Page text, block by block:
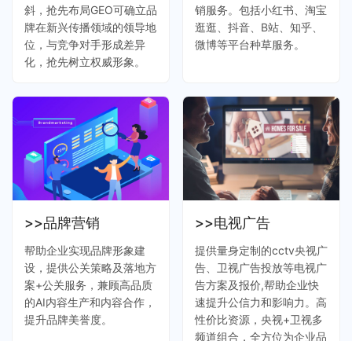
斜，抢先布局GEO可确立品
牌在新兴传播领域的领导地
位，与竞争对手形成差异
化，抢先树立权威形象。
销服务。包括小红书、淘宝
逛逛、抖音、B站、知乎、
微博等平台种草服务。
>>品牌营销
帮助企业实现品牌形象建
设，提供公关策略及落地方
案+公关服务，兼顾高品质
的AI内容生产和内容合作，
提升品牌美誉度。
>>电视广告
提供量身定制的cctv央视广
告、卫视广告投放等电视广
告方案及报价,帮助企业快
速提升公信力和影响力。高
性价比资源，央视+卫视多
频道组合，全方位为企业品